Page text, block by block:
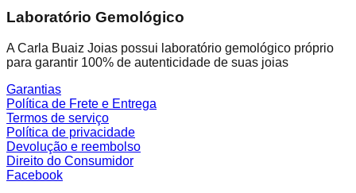
Laboratório Gemológico
A Carla Buaiz Joias possui laboratório gemológico próprio
para garantir 100% de autenticidade de suas joias
Garantias
Política de Frete e Entrega
Termos de serviço
Política de privacidade
Devolução e reembolso
Direito do Consumidor
Facebook